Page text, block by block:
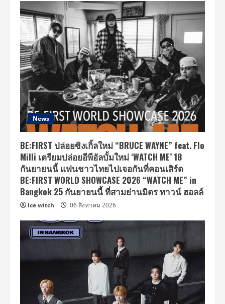
News
BE:FIRST ปล่อยซิงเกิ้ลใหม่ “BRUCE WAYNE” feat. Flo
Milli เตรียมปล่อยอีพีอัลบั้มใหม่ ‘WATCH ME’ 18
กันยายนนี้ แฟนชาวไทยไปเจอกันที่คอนเสิร์ต
BE:FIRST WORLD SHOWCASE 2026 “WATCH ME” in
Bangkok 25 กันยายนนี้ ที่สามย่านมิตร ทาวน์ ฮอลล์
Ice witch 06 สิงหาคม 2026